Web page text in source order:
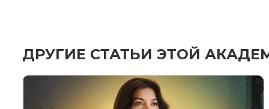
ДРУГИЕ СТАТЬИ ЭТОЙ